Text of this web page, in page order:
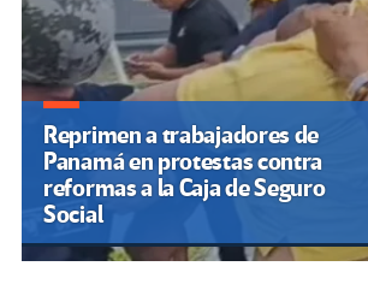
Reprimen a trabajadores de
Panamá en protestas contra
reformas a la Caja de Seguro
Social